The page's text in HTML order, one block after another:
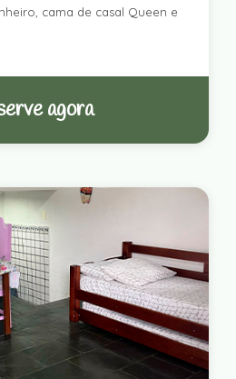
cama de casal Queen e
agora